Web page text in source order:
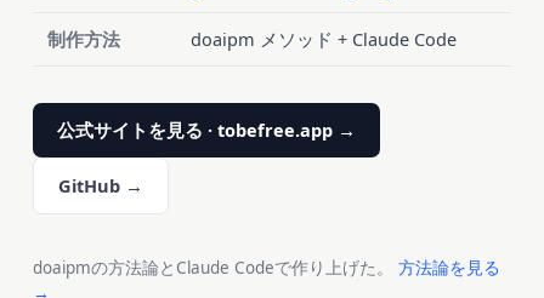
制作方法 doaipm メソッド + Claude Code
公式サイトを見る · tobefree.app →
GitHub →
doaipmの方法論とClaude Codeで作り上げた。 方法論を見る
→